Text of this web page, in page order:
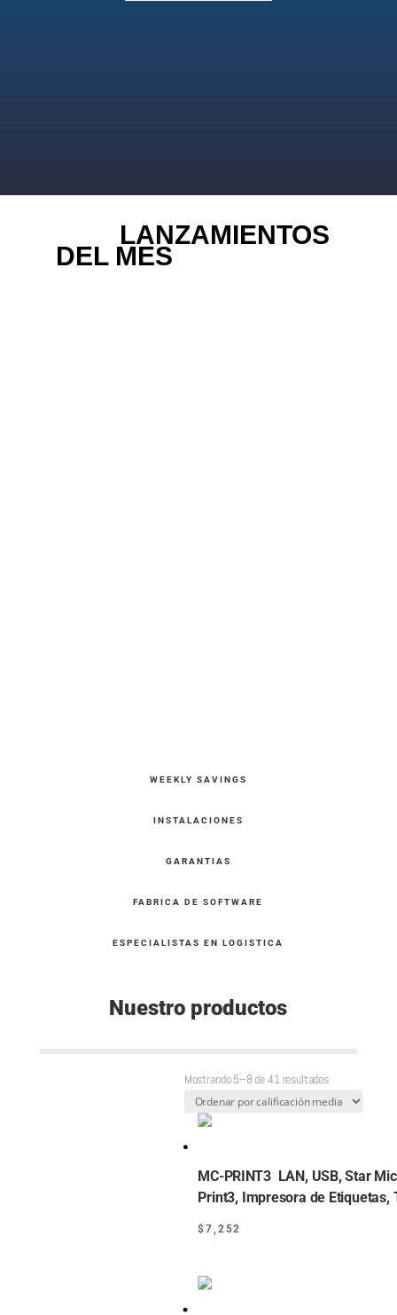
LANZAMIENTOS
DEL MES
WEEKLY SAVINGS
INSTALACIONES
GARANTIAS
FABRICA DE SOFTWARE
ESPECIALISTAS EN LOGISTICA
Nuestro productos
Mostrando 5–8 de 41 resultadosSorted
by
MC-PRINT3 LAN, USB, Star
Print3, Impresora de Etiquetas,
$7,252